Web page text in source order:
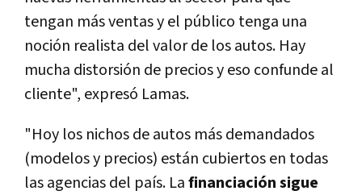
tengan más ventas y el público tenga una
noción realista del valor de los autos. Hay
mucha distorsión de precios y eso confunde al
cliente", expresó Lamas.
"Hoy los nichos de autos más demandados
(modelos y precios) están cubiertos en todas
las agencias del país. Lafinanciación sigue